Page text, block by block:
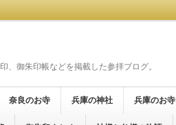
、御朱印帳などを掲載した参拝ブログ。
奈良のお寺 兵庫の神社 兵庫のお寺